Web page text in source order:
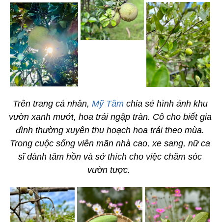
Trên trang cá nhân, Mỹ Tâmchia sẻ hình ảnh khu
vườn xanh mướt, hoa trái ngập tràn. Cô cho biết gia
đình thường xuyên thu hoạch hoa trái theo mùa.
Trong cuộc sống viên mãn nhà cao, xe sang, nữ ca
sĩ dành tâm hồn và sở thích cho việc chăm sóc
vườn tược.